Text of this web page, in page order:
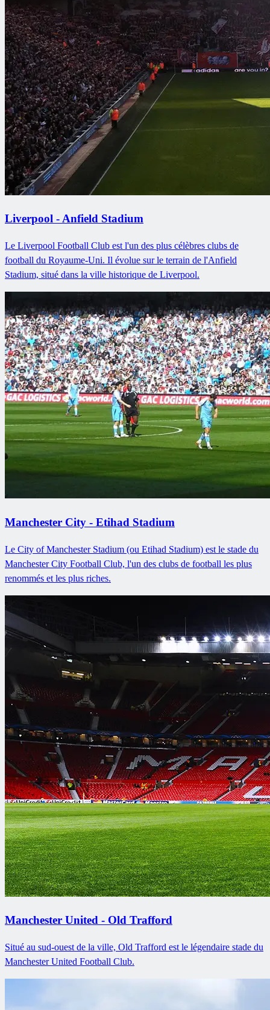
Liverpool - Anfield Stadium
Le Liverpool Football Club est l'un des plus célèbres clubs de
football du Royaume-Uni. Il évolue sur le terrain de l'Anfield
Stadium, situé dans la ville historique de Liverpool.
Manchester City - Etihad Stadium
Le City of Manchester Stadium (ou Etihad Stadium) est le stade du
Manchester City Football Club, l'un des clubs de football les plus
renommés et les plus riches.
Manchester United - Old Trafford
Situé au sud-ouest de la ville, Old Trafford est le légendaire stade du
Manchester United Football Club.